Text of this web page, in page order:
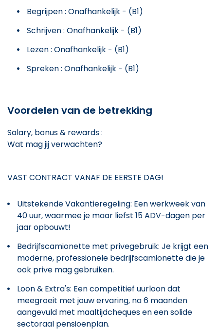
Begrijpen : Onafhankelijk - (B1)
Schrijven : Onafhankelijk - (B1)
Lezen : Onafhankelijk - (B1)
Spreken : Onafhankelijk - (B1)
Voordelen van de betrekking
Salary, bonus & rewards :
Wat mag jij verwachten?
VAST CONTRACT VANAF DE EERSTE DAG!
Uitstekende Vakantieregeling: Een werkweek van
40 uur, waarmee je maar liefst 15 ADV-dagen per
jaar opbouwt!
Bedrijfscamionette met privegebruik: Je krijgt een
moderne, professionele bedrijfscamionette die je
ook prive mag gebruiken.
Loon & Extra's: Een competitief uurloon dat
meegroeit met jouw ervaring, na 6 maanden
aangevuld met maaltijdcheques en een solide
sectoraal pensioenplan.